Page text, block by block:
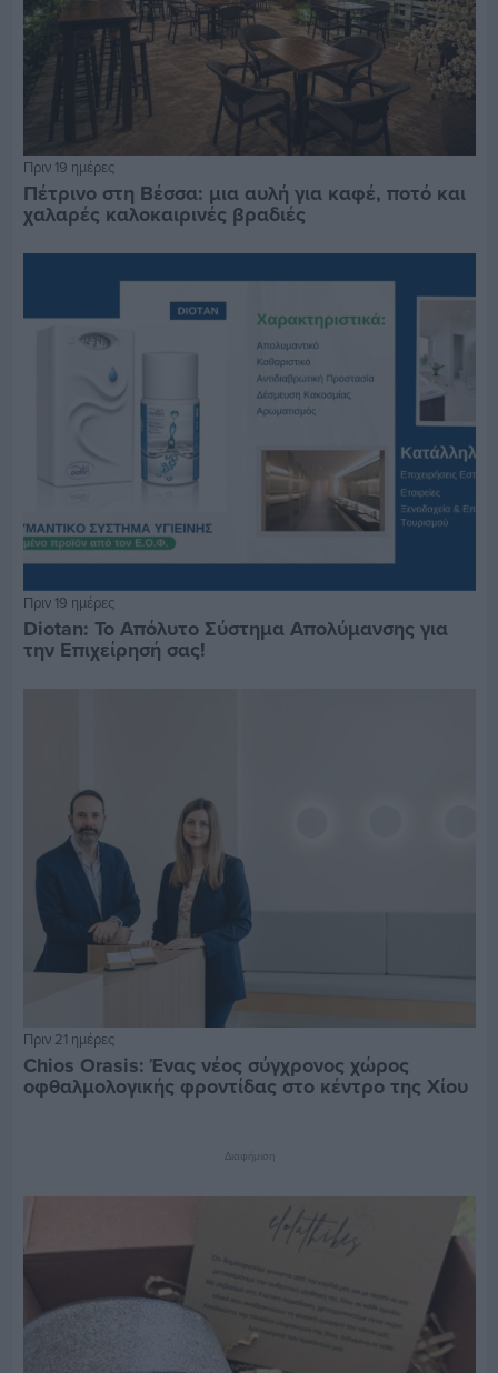
Πριν 19 ημέρες
Πέτρινο στη Βέσσα: μια αυλή για καφέ, ποτό και
χαλαρές καλοκαιρινές βραδιές
Πριν 19 ημέρες
Diotan: Το Απόλυτο Σύστημα Απολύμανσης για
την Επιχείρησή σας!
Πριν 21 ημέρες
Chios Orasis: Ένας νέος σύγχρονος χώρος
οφθαλμολογικής φροντίδας στο κέντρο της Χίου
Διαφήμιση